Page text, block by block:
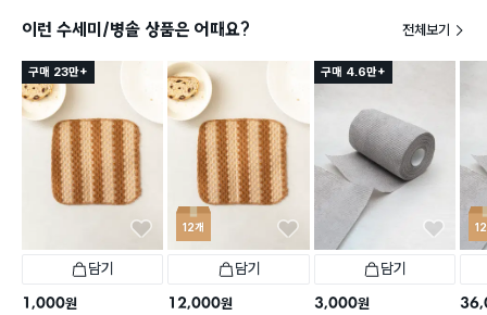
이런 수세미/병솔 상품은 어때요? 전체보기
구매 23만+
담기
1,000원
12개
담기
12,000원
구매 4.6만+
담기
3,000원